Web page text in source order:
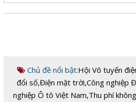
Chủ đề nổi bật:Hội Vô tuyến
đổi số,Điện mặt trời,Công nghiệp
nghiệp Ô tô Việt Nam,Thu phí